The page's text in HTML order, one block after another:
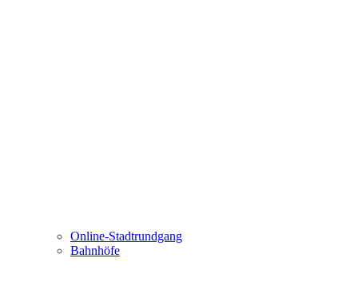
Online-Stadtrundgang
Bahnhöfe